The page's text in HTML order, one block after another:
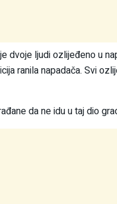
dvoje ljudi ozlijeđeno u
ranila napadača. Svi
da ne idu u taj dio